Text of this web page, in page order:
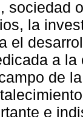
sociedad
la
el
a
de
e